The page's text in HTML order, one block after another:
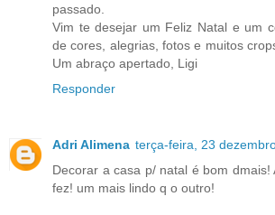
passado.
Vim te desejar um Feliz Natal e um
de cores, alegrias, fotos e muitos
Um abraço apertado, Ligi
Responder
Adri Alimena terça-feira, 23
Decorar a casa p/ natal é bom dmais!
fez! um mais lindo q o outro!